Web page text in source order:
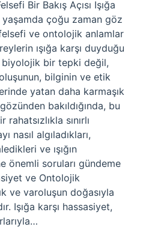
Bir Bakış Açısı Işığa
yaşamda çoğu zaman göz
ve ontolojik anlamlar
ışığa karşı duyduğu
biyolojik bir tepki değil,
bilginin ve etik
yatan daha karmaşık
bakıldığında, bu
sınırlı
nasıl algıladıkları,
ve ışığın
önemli soruları gündeme
ve Ontolojik
ve varoluşun doğasıyla
Işığa karşı hassasiyet,